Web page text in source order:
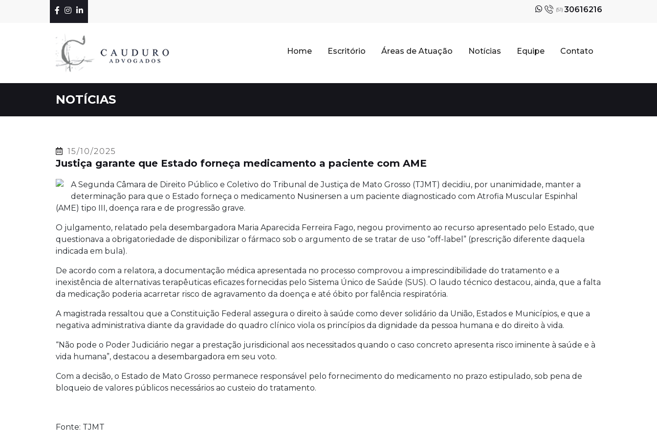
(51) 30616216
Home Escritório Áreas de Atuação Notícias Equipe Contato
NOTÍCIAS
15/10/2025
Justiça garante que Estado forneça medicamento a paciente com AME
A Segunda Câmara de Direito Público e Coletivo do Tribunal de Justiça de Mato Grosso (TJMT) decidiu, por unanimidade, manter a
determinação para que o Estado forneça o medicamento Nusinersen a um paciente diagnosticado com Atrofia Muscular Espinhal
(AME) tipo III, doença rara e de progressão grave.
O julgamento, relatado pela desembargadora Maria Aparecida Ferreira Fago, negou provimento ao recurso apresentado pelo Estado, que
questionava a obrigatoriedade de disponibilizar o fármaco sob o argumento de se tratar de uso “off-label” (prescrição diferente daquela
indicada em bula).
De acordo com a relatora, a documentação médica apresentada no processo comprovou a imprescindibilidade do tratamento e a
inexistência de alternativas terapêuticas eficazes fornecidas pelo Sistema Único de Saúde (SUS). O laudo técnico destacou, ainda, que a falta
da medicação poderia acarretar risco de agravamento da doença e até óbito por falência respiratória.
A magistrada ressaltou que a Constituição Federal assegura o direito à saúde como dever solidário da União, Estados e Municípios, e que a
negativa administrativa diante da gravidade do quadro clínico viola os princípios da dignidade da pessoa humana e do direito à vida.
“Não pode o Poder Judiciário negar a prestação jurisdicional aos necessitados quando o caso concreto apresenta risco iminente à saúde e à
vida humana”, destacou a desembargadora em seu voto.
Com a decisão, o Estado de Mato Grosso permanece responsável pelo fornecimento do medicamento no prazo estipulado, sob pena de
bloqueio de valores públicos necessários ao custeio do tratamento.
Fonte: TJMT